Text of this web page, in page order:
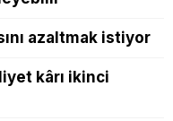
azaltmak istiyor
kârı ikinci